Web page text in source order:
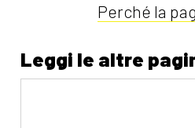
Perché la
Leggi le altre